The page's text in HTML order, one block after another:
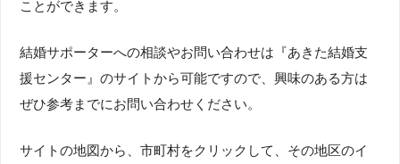
ことができます。
結婚サポーターへの相談やお問い合わせは『あきた結婚支
援センター』のサイトから可能ですので、興味のある方は
ぜひ参考までにお問い合わせください。
サイトの地図から、市町村をクリックして、その地区のイ